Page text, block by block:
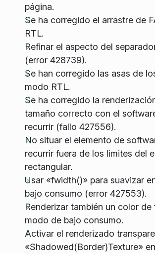
página.
Se ha corregido el arrastre de
RTL.
Refinar el aspecto del
(error 428739).
Se han corregido las asas de
modo RTL.
Se ha corregido la
tamaño correcto con el
recurrir (fallo 427556).
No situar el elemento de
recurrir fuera de los límites del
rectangular.
Usar «fwidth()» para suavizar
bajo consumo (error 427553).
Renderizar también un color de
modo de bajo consumo.
Activar el renderizado
«Shadowed(Border)Texture»